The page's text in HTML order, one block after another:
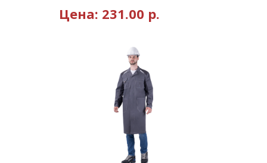
Цена: 231.00 р.